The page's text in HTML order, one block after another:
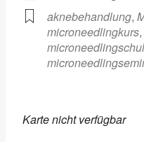
aknebehandlung,
microneedlingkurs,
Karte nicht verfügbar